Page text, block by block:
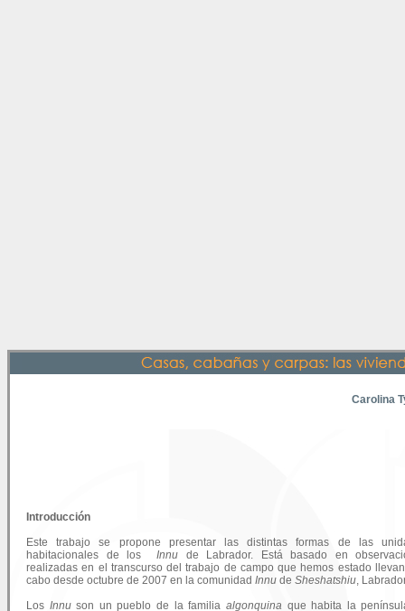
Carolina
Introducción
Este trabajo se propone presentar las distintas formas de las
habitacionales de los Innu de Labrador. Está basado en
realizadas en el transcurso del trabajo de campo que hemos estado
cabo desde octubre de 2007 en la comunidad Innu de Sheshatshiu,
Los Innuson un pueblo de la familia algonquina que habita la